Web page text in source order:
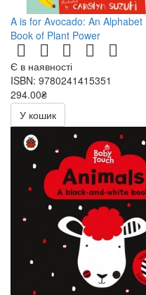
A is for Avocado: An Alphabet
Book of Plant Power
Є в наявності
ISBN: 9780241415351
294.00₴
У кошик